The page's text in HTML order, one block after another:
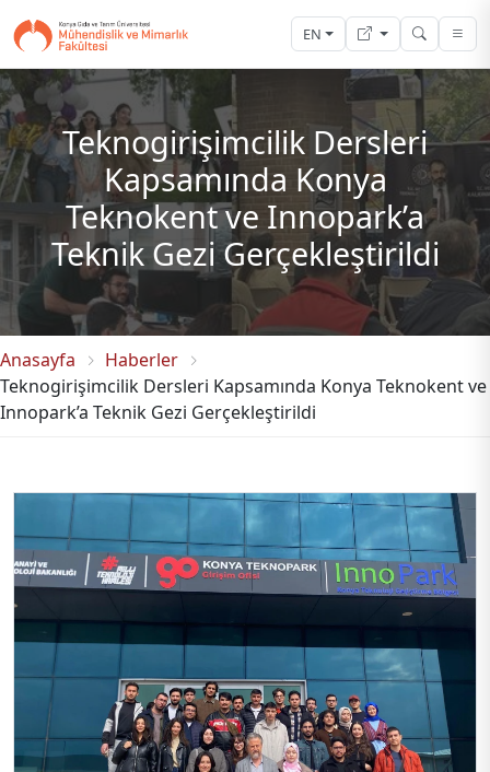
EN
Teknogirişimcilik Dersleri
Kapsamında Konya
Teknokent ve Innopark’a
Teknik Gezi Gerçekleştirildi
Anasayfa
Haberler
Teknogirişimcilik Dersleri Kapsamında Konya Teknokent ve
Innopark’a Teknik Gezi Gerçekleştirildi